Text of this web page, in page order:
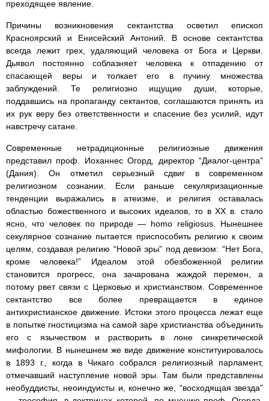
преходящее явление.
Причины возникновения сектантства осветил епископ
Красноярский и Енисейский Антоний. В основе сектантства
всегда лежит грех, удаляющий человека от Бога и Церкви.
Дьявол постоянно соблазняет человека к отпадению от
спасающей веры и толкает его в пучину множества
заблуждений. Те религиозно ищущие души, которые,
поддавшись на пропаганду сектантов, соглашаются принять из
их рук веру без ответственности и спасение без усилий, идут
навстречу сатане.
Современные нетрадиционные религиозные движения
представил проф. Иоханнес Огорд, директор “Диалог-центра”
(Дания). Он отметил серьезный сдвиг в современном
религиозном сознании. Если раньше секуляризационные
тенденции выражались в атеизме, и религия оставалась
областью божественного и высоких идеалов, то в XX в. стало
ясно, что человек по природе — homo religiosus. Нынешнее
секулярное сознание пытается приспособить религию к своим
целям, создавая религию “Новой эры” под девизом: “Нет Бога,
кроме человека!” Идеалом этой обезбоженной религии
становится прогресс, она зачарована жаждой перемен, а
потому рвет связи с Церковью и христианством. Современное
сектантство все более превращается в единое
антихристианское движение. Истоки этого процесса лежат еще
в попытке гностицизма на самой заре христианства объединить
его с язычеством и растворить в лоне синкретической
мифологии. В нынешнем же виде движение конституировалось
в 1893 г., когда в Чикаго собрался религиозный парламент,
отмечавший наступление новой эры. Там были представлены
необуддисты, неоиндуисты и, конечно же, “восходящая звезда”